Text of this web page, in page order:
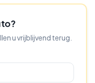
?
u vrijblijvend terug.